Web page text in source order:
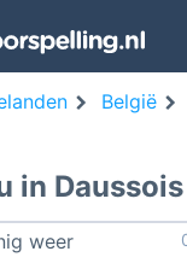
België
in Daussois
weer